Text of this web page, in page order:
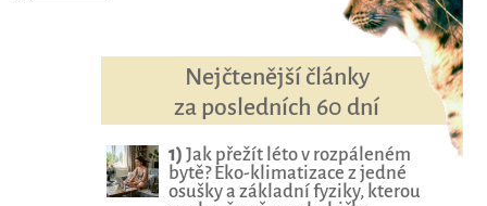
Nejčtenější články
za posledních 60 dní
1) Jak přežít léto v rozpáleném
bytě? Eko-klimatizace z jedné
osušky a základní fyziky, kterou